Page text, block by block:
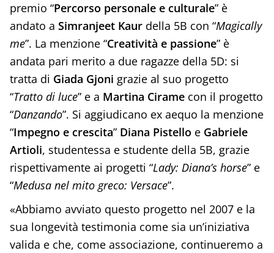
premio “Percorso personale e culturale” è
andato a Simranjeet Kaurdella 5B con “Magically
me”. La menzione “Creatività e passione” è
andata pari merito a due ragazze della 5D: si
tratta di Giada Gjoni grazie al suo progetto
“Tratto di luce” e a Martina Ciramecon il progetto
“Danzando”. Si aggiudicano ex aequo la menzione
“Impegno e crescita” Diana Pistello e Gabriele
Artioli, studentessa e studente della 5B, grazie
rispettivamente ai progetti “Lady: Diana’s horse” e
“Medusa nel mito greco: Versace”.
«Abbiamo avviato questo progetto nel 2007 e la
sua longevità testimonia come sia un’iniziativa
valida e che, come associazione, continueremo a